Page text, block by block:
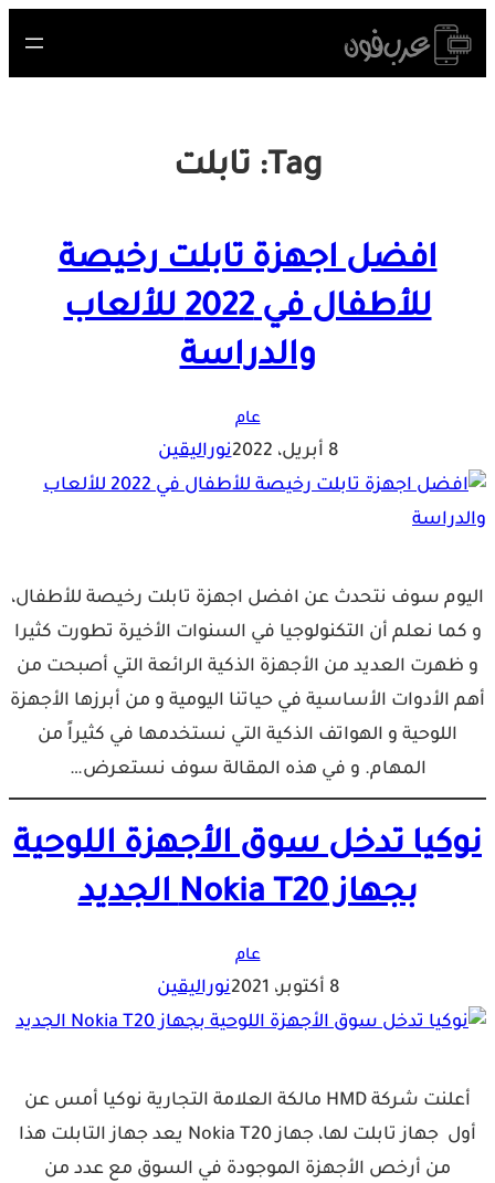
Skip
to
Tag: تابلت
افضل اجهزة تابلت رخيصة
للأطفال في 2022 للألعاب
والدراسة
عام
8 أبريل، 2022 نوراليقين
اليوم سوف نتحدث عن افضل اجهزة تابلت رخيصة للأطفال،
و كما نعلم أن التكنولوجيا في السنوات الأخيرة تطورت كثيرا
و ظهرت العديد من الأجهزة الذكية الرائعة التي أصبحت من
أهم الأدوات الأساسية في حياتنا اليومية و من أبرزها الأجهزة
اللوحية و الهواتف الذكية التي نستخدمها في كثيراً من
المهام. و في هذه المقالة سوف نستعرض…
نوكيا تدخل سوق الأجهزة اللوحية
بجهاز Nokia T20 الجديد
عام
8 أكتوبر، 2021 نوراليقين
أعلنت شركة HMD مالكة العلامة التجارية نوكيا أمس عن
أول جهاز تابلت لها، جهاز Nokia T20 يعد جهاز التابلت هذا
من أرخص الأجهزة الموجودة في السوق مع عدد من